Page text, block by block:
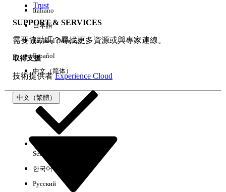
Trust
SUPPORT & SERVICES
需要協助嗎？尋找更多資源或與專家連線。
取得支援
技術提供者Experience Cloud
中文（繁體）
Italiano
日本語
Español (México)
Español
中文（简体）
Select Org
한국어
Русский